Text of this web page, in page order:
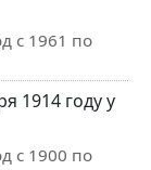
с 1961 по
1914 году у
с 1900 по